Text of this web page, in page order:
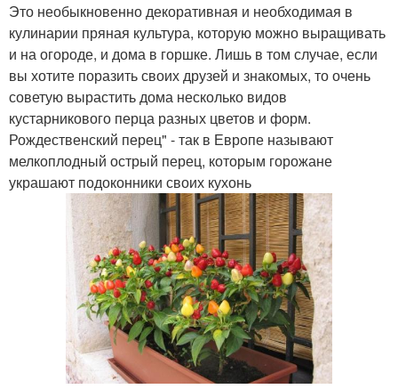
Это необыкновенно декоративная и необходимая в
кулинарии пряная культура, которую можно выращивать
и на огороде, и дома в горшке. Лишь в том случае, если
вы хотите поразить своих друзей и знакомых, то очень
советую вырастить дома несколько видов
кустарникового перца разных цветов и форм.
Рождественский перец" - так в Европе называют
мелкоплодный острый перец, которым горожане
украшают подоконники своих кухонь